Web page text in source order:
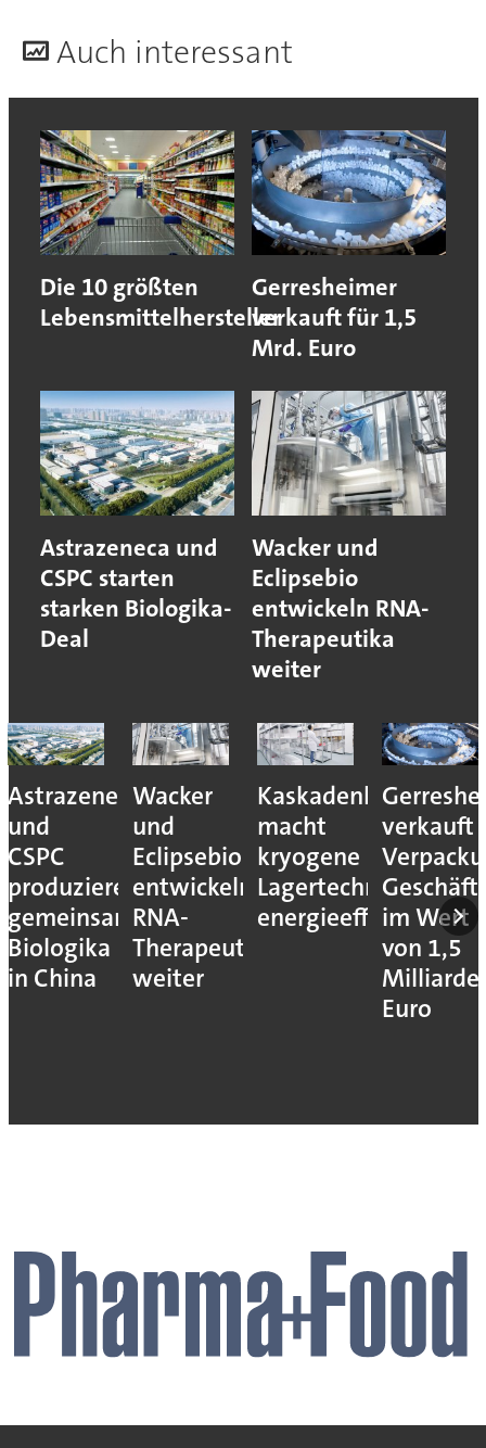
Auch interessant
Die 10 größten
Lebensmittelhersteller
Gerresheimer
verkauft für 1,5
Mrd. Euro
Astrazeneca und
CSPC starten
starken Biologika-
Deal
Wacker und
Eclipsebio
entwickeln RNA-
Therapeutika
weiter
Astrazeneca
und
CSPC
produzieren
gemeinsam
Biologika
in China
Wacker
und
Eclipsebio
entwickeln
RNA-
Therapeutika
weiter
Kaskadenkonzept
macht
kryogene
Lagertechnik
energieeffizienter
verkauft
im Wert
von 1,5
Euro